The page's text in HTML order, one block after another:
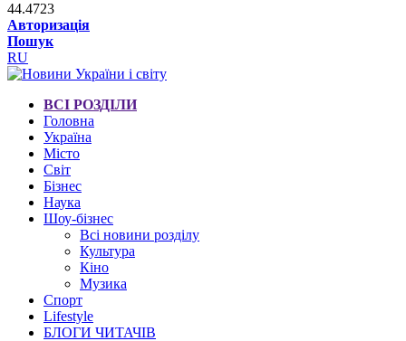
44.4723
Авторизація
Пошук
RU
ВСІ РОЗДІЛИ
Головна
Україна
Місто
Світ
Бізнес
Наука
Шоу-бізнес
Всі новини розділу
Культура
Кіно
Музика
Спорт
Lifestyle
БЛОГИ ЧИТАЧІВ